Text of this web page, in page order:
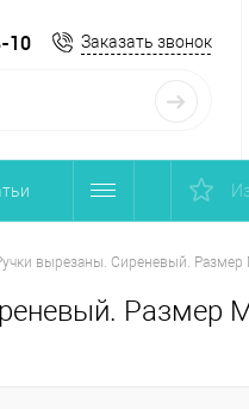
10 Заказать звонок
вырезаны. Сиреневый. Размер
Размер